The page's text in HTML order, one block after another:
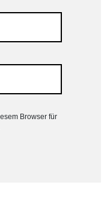
Browser für